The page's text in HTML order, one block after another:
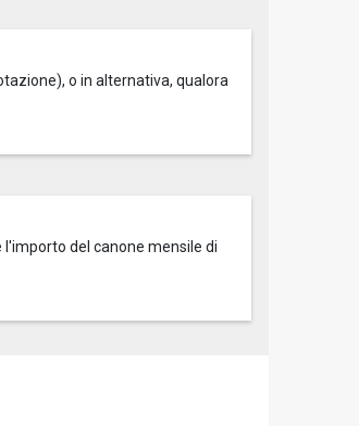
o in alternativa, qualora
del canone mensile di